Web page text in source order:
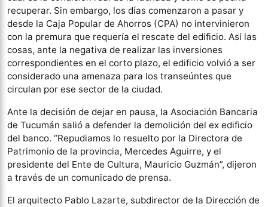
recuperar. Sin embargo, los días comenzaron a pasar y
desde la Caja Popular de Ahorros (CPA) no intervinieron
con la premura que requería el rescate del edificio. Así las
cosas, ante la negativa de realizar las inversiones
correspondientes en el corto plazo, el edificio volvió a ser
considerado una amenaza para los transeúntes que
circulan por ese sector de la ciudad.
Ante la decisión de dejar en pausa, la Asociación Bancaria
de Tucumán salió a defender la demolición del ex edificio
del banco. “Repudiamos lo resuelto por la Directora de
Patrimonio de la provincia, Mercedes Aguirre, y el
presidente del Ente de Cultura, Mauricio Guzmán”, dijeron
a través de un comunicado de prensa.
El arquitecto Pablo Lazarte, subdirector de la Dirección de